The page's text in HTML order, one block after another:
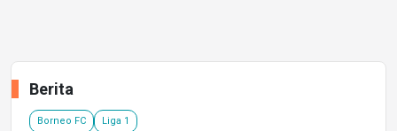
Berita
Borneo FC Liga 1